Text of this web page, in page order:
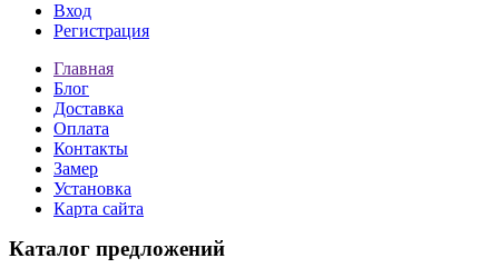
Вход
Регистрация
Главная
Блог
Доставка
Оплата
Контакты
Замер
Установка
Карта сайта
Каталог предложений